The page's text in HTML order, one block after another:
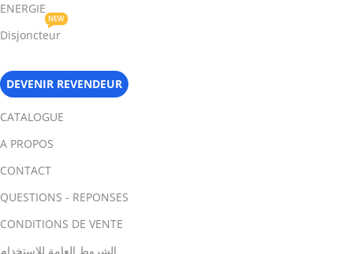
ENERGIE
Disjoncteur
NEW
DEVENIR REVENDEUR
CATALOGUE
A PROPOS
CONTACT
QUESTIONS - REPONSES
CONDITIONS DE VENTE
الشروط العامة للاستخدام